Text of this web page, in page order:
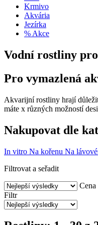
Krmivo
Akvária
Jezírka
% Akce
Vodní rostliny
Pro vymazlená
Akvarijní rostliny hrají
máte x různých možností
Nakupovat dle
In vitro Na kořenu Na
Filtrovat a seřadit
Cena
Filtr